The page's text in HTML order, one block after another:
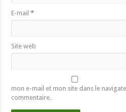
E-mail*
Site web
mon e-mail et mon site dans le
commentaire.